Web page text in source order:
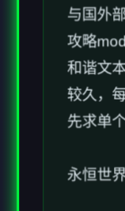
和谐文
较久，
先求单
永恒世
场所处